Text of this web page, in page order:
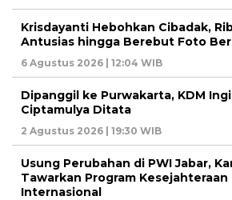
Krisdayanti Hebohkan Cibadak,
Antusias hingga Berebut Foto
6 Agustus 2026 | 12:04 WIB
Dipanggil ke Purwakarta, KDM
Ciptamulya Ditata
2 Agustus 2026 | 19:30 WIB
Usung Perubahan di PWI Jabar,
Tawarkan Program
Internasional